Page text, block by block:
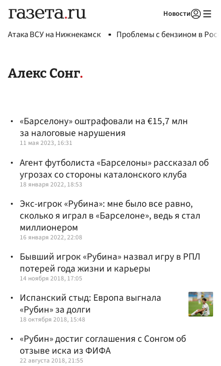
Новости
Атака ВСУ на Нижнекамск Проблемы с бензином в
Алекс Сонг
«Барселону» оштрафовали на €15,7 млн
за налоговые нарушения
11 мая 2023, 16:31
Агент футболиста «Барселоны» рассказал об
угрозах со стороны каталонского клуба
18 января 2022, 18:53
Экс-игрок «Рубина»: мне было все равно,
сколько я играл в «Барселоне», ведь я стал
миллионером
16 января 2022, 22:08
Бывший игрок «Рубина» назвал игру в РПЛ
потерей года жизни и карьеры
14 ноября 2018, 17:05
Испанский стыд: Европа выгнала
«Рубин» за долги
18 октября 2018, 15:48
«Рубин» достиг соглашения с Сонгом об
отзыве иска из ФИФА
22 августа 2018, 21:55